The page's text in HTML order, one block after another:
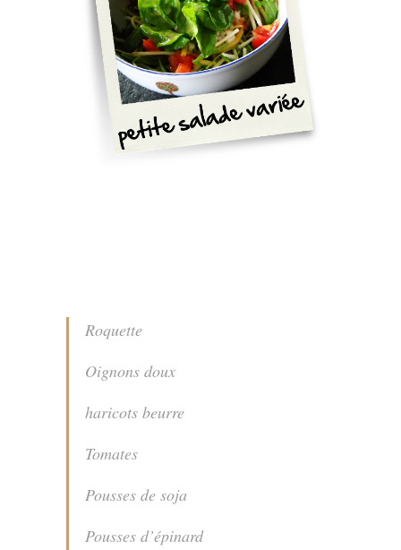
Roquette
Oignons doux
haricots beurre
Tomates
Pousses de soja
Pousses d’épinard